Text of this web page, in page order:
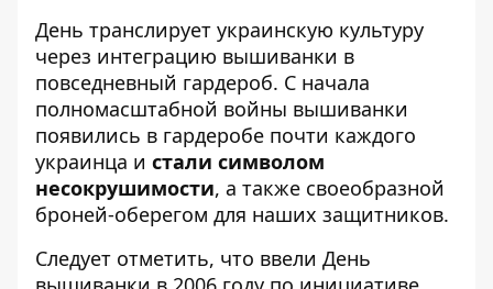
День транслирует украинскую культуру
через интеграцию вышиванки в
повседневный гардероб. С начала
полномасштабной войны вышиванки
появились в гардеробе почти каждого
украинца и стали символом
несокрушимости, а также своеобразной
броней-оберегом для наших защитников.
Следует отметить, что ввели День